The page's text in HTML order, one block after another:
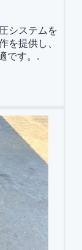
システムを
を提供し、
です。.